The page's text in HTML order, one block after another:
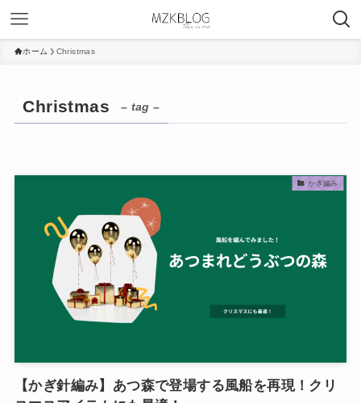
ホーム Christmas
Christmas – tag –
かぎ編み
【かぎ針編み】あつ森で登場する風船を再現！クリ